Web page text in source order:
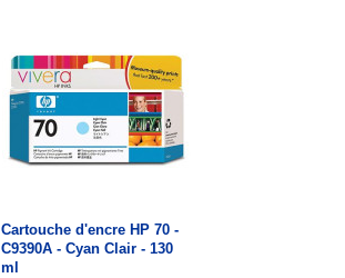
Cartouche d'encre HP 70 -
C9390A - Cyan Clair - 130
ml